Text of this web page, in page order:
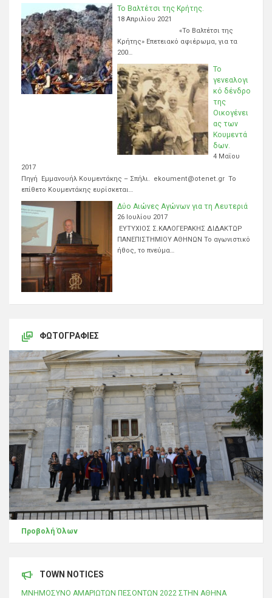
Το Βαλτέτσι της Κρήτης.
18 Απριλίου 2021
«Το Βαλτέτσι της
Κρήτης» Επετειακό αφιέρωμα, για τα
200…
Το
γενεαλογι
κό δένδρο
της
Οικογένει
ας των
Κουμεντά
δων.
4 Μαΐου
2017
Πηγή Εμμανουήλ Κουμεντάκης – Σπήλι. ekoument@otenet.gr Το
επίθετο Κουμεντάκης ευρίσκεται…
Δύο Αιώνες Αγώνων για τη Λευτεριά
26 Ιουλίου 2017
ΕΥΤΥΧΙΟΣ Σ.ΚΑΛΟΓΕΡΑΚΗΣ ΔΙΔΑΚΤΩΡ
ΠΑΝΕΠΙΣΤΗΜΙΟΥ ΑΘΗΝΩΝ Το αγωνιστικό
ήθος, το πνεύμα…
ΦΩΤΟΓΡΑΦΊΕΣ
Προβολή Όλων
TOWN NOTICES
ΜΝΗΜΟΣΥΝΟ ΑΜΑΡΙΩΤΩΝ ΠΕΣΟΝΤΩΝ 2022 ΣΤΗΝ ΑΘΗΝΑ